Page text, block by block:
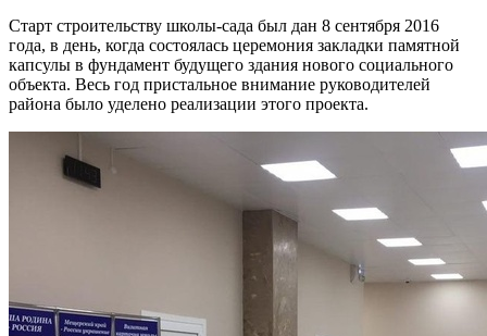
Старт строительству школы-сада был дан 8 сентября 2016
года, в день, когда состоялась церемония закладки памятной
капсулы в фундамент будущего здания нового социального
объекта. Весь год пристальное внимание руководителей
района было уделено реализации этого проекта.